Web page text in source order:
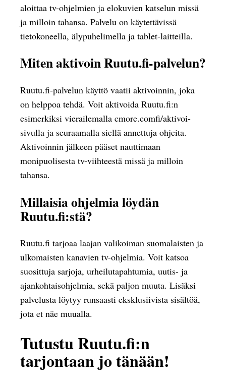
aloittaa tv-ohjelmien ja elokuvien katselun missä
ja milloin tahansa. Palvelu on käytettävissä
tietokoneella, älypuhelimella ja tablet-laitteilla.
Miten aktivoin Ruutu.fi-palvelun?
Ruutu.fi-palvelun käyttö vaatii aktivoinnin, joka
on helppoa tehdä. Voit aktivoida Ruutu.fi:n
esimerkiksi vierailemalla cmore.comfi/aktivoi-
sivulla ja seuraamalla siellä annettuja ohjeita.
Aktivoinnin jälkeen pääset nauttimaan
monipuolisesta tv-viihteestä missä ja milloin
tahansa.
Millaisia ohjelmia löydän
Ruutu.fi:stä?
Ruutu.fi tarjoaa laajan valikoiman suomalaisten ja
ulkomaisten kanavien tv-ohjelmia. Voit katsoa
suosittuja sarjoja, urheilutapahtumia, uutis- ja
ajankohtaisohjelmia, sekä paljon muuta. Lisäksi
palvelusta löytyy runsaasti eksklusiivista sisältöä,
jota et näe muualla.
Tutustu Ruutu.fi:n
tarjontaan jo tänään!